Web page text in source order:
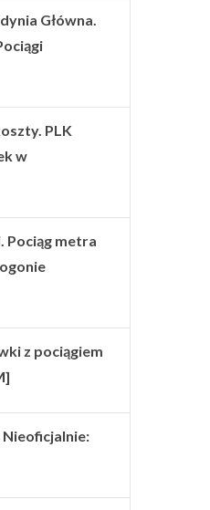
Główna.
PLK
w
Pociąg metra
z pociągiem
Nieoficjalnie: